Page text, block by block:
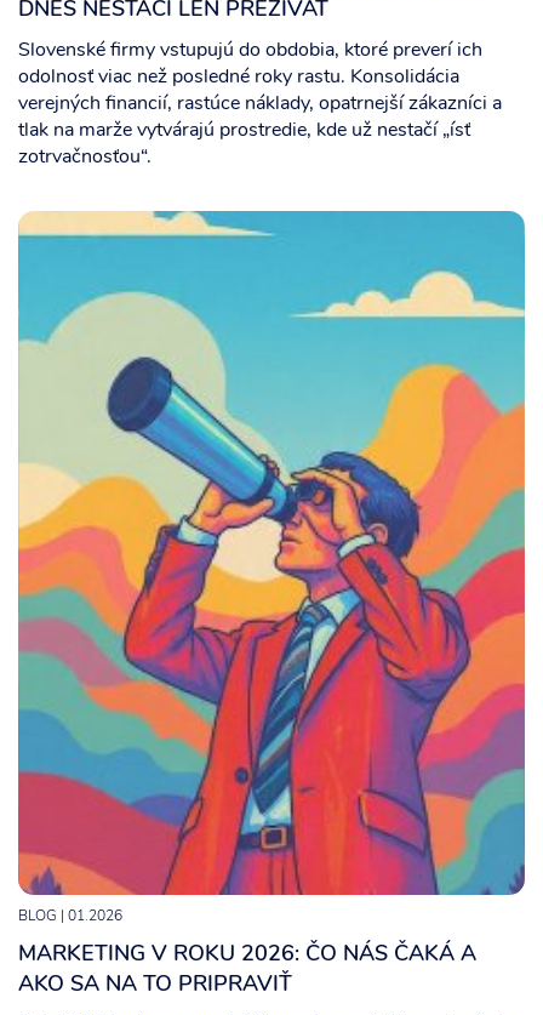
DNES NESTAČÍ LEN PREŽÍVAŤ
Slovenské firmy vstupujú do obdobia, ktoré preverí ich
odolnosť viac než posledné roky rastu. Konsolidácia
verejných financií, rastúce náklady, opatrnejší zákazníci a
tlak na marže vytvárajú prostredie, kde už nestačí „ísť
zotrvačnosťou“.
BLOG | 01.2026
MARKETING V ROKU 2026: ČO NÁS ČAKÁ A
AKO SA NA TO PRIPRAVIŤ